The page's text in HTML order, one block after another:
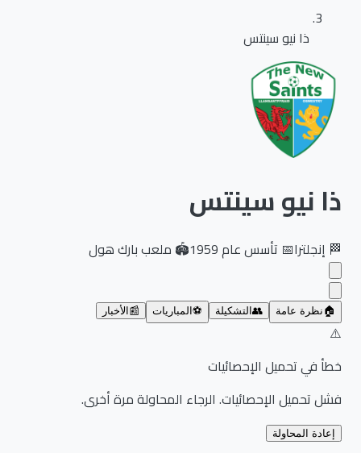
ذا نيو سينتس
ذا نيو سينتس
إنجلترا📅تأسس عام 1959
🏟️ملعب بارك هول
نظرة عامة 👥 التشكيلة ⚽ المباريات 📰 الأخبار
خطأ في تحميل الإحصائيات
فشل تحميل الإحصائيات. الرجاء المحاولة مرة أخرى.
إعادة المحاولة